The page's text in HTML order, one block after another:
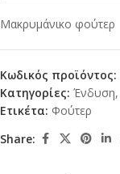
Μακρυμάνικο φούτερ
Κωδικός προϊόντος:
Κατηγορίες: Ένδυση,
Ετικέτα: Φούτερ
Share: